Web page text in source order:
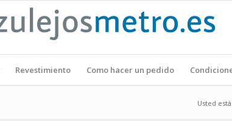
Revestimiento Como hacer un pedido
Usted